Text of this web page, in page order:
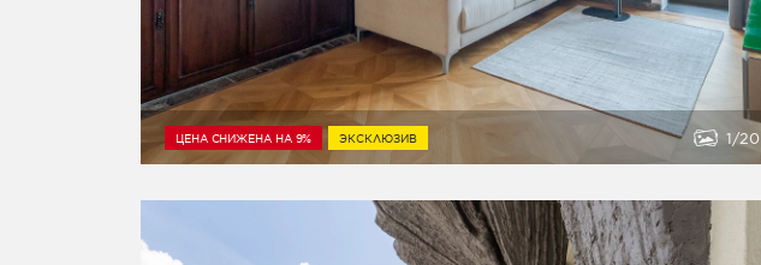
ЦЕНА СНИЖЕНА НА 9% ЭКСКЛЮЗИВ 1 20